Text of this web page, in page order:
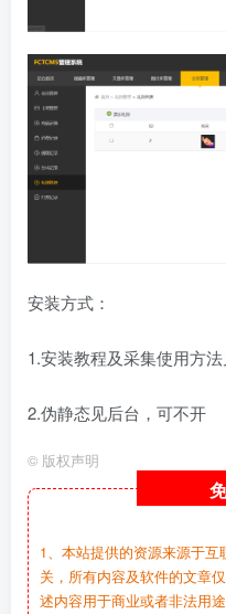
安装方式：
1.安装教程及采集使用方
2.伪静态见后台，可不开
© 版权声明
1、本站提供的资源来源于
关，所有内容及软件的文章
述内容用于商业或者非法用